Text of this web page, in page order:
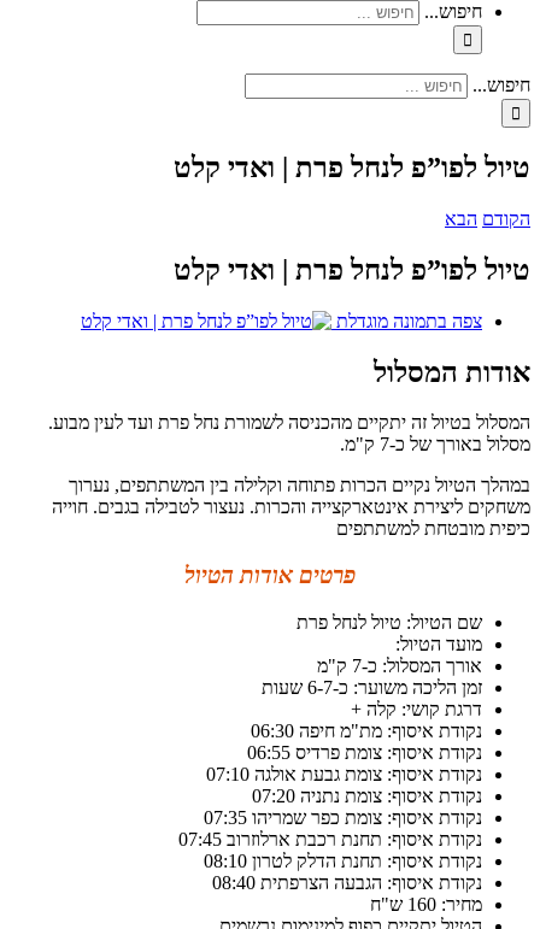
חיפוש...
חיפוש...
טיול לפו”פ לנחל פרת | ואדי קלט
הקודם הבא
טיול לפו”פ לנחל פרת | ואדי קלט
צפה בתמונה מוגדלת
אודות המסלול
המסלול בטיול זה יתקיים מהכניסה לשמורת נחל פרת ועד לעין מבוע.
מסלול באורך של כ-7 ק"מ.
במהלך הטיול נקיים הכרות פתוחה וקלילה בין המשתתפים, נערוך
משחקים ליצירת אינטארקצייה והכרות. נעצור לטבילה בגבים. חוייה
כיפית מובטחת למשתתפים
פרטים אודות הטיול
שם הטיול: טיול לנחל פרת
מועד הטיול:
אורך המסלול: כ-7 ק"מ
זמן הליכה משוער: כ-6-7 שעות
דרגת קושי: קלה +
נקודת איסוף: מת"מ חיפה 06:30
נקודת איסוף: צומת פרדיס 06:55
נקודת איסוף: צומת גבעת אולגה 07:10
נקודת איסוף: צומת נתניה 07:20
נקודת איסוף: צומת כפר שמריהו 07:35
נקודת איסוף: תחנת רכבת ארלוזרוב 07:45
נקודת איסוף: תחנת הדלק לטרון 08:10
נקודת איסוף: הגבעה הצרפתית 08:40
מחיר: 160 ש"ח